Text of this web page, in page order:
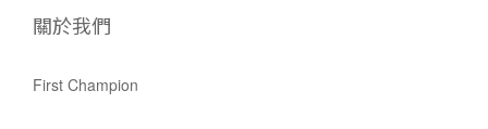
關於我們
First Champion